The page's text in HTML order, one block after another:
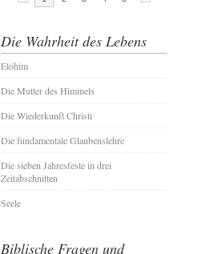
Die Wahrheit des Lebens
Elohim
Die Mutter des Himmels
Die Wiederkunft Christi
Die fundamentale Glaubenslehre
Die sieben Jahresfeste in drei
Zeitabschnitten
Seele